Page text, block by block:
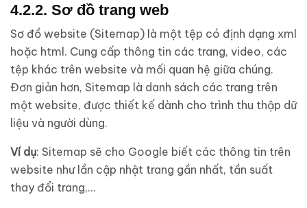
4.2.2. Sơ đồ trang web
Sơ đồ website (Sitemap) là một tệp có định dạng xml
hoặc html. Cung cấp thông tin các trang, video, các
tệp khác trên website và mối quan hệ giữa chúng.
Đơn giản hơn, Sitemap là danh sách các trang trên
một website, được thiết kế dành cho trình thu thập dữ
liệu và người dùng.
Ví dụ: Sitemap sẽ cho Google biết các thông tin trên
website như lần cập nhật trang gần nhất, tần suất
thay đổi trang,…